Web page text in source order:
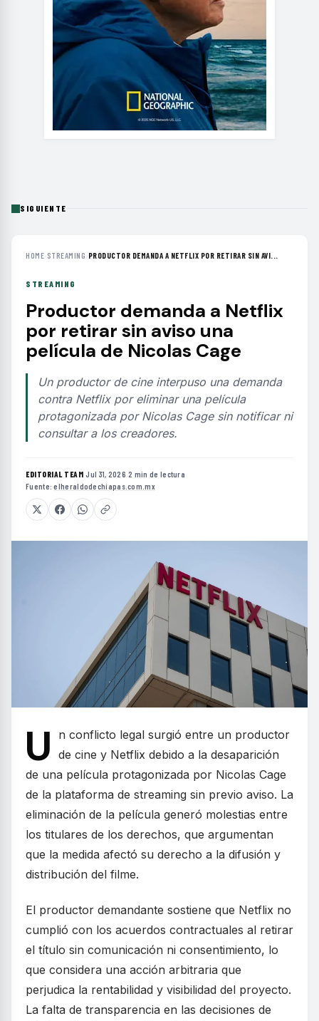
SIGUIENTE
HOME› STREAMING› PRODUCTOR DEMANDA A NETFLIX POR RETIRAR SIN AVI...
STREAMING
Productor demanda a Netflix
por retirar sin aviso una
película de Nicolas Cage
Un productor de cine interpuso una demanda
contra Netflix por eliminar una película
protagonizada por Nicolas Cage sin notificar ni
consultar a los creadores.
EDITORIAL TEAM·Jul 31, 2026·2 min de lectura·
Fuente:elheraldodechiapas.com.mx
U
n conflicto legal surgió entre un productor
de cine y Netflix debido a la desaparición
de una película protagonizada por Nicolas Cage
de la plataforma de streaming sin previo aviso. La
eliminación de la película generó molestias entre
los titulares de los derechos, que argumentan
que la medida afectó su derecho a la difusión y
distribución del filme.
El productor demandante sostiene que Netflix no
cumplió con los acuerdos contractuales al retirar
el título sin comunicación ni consentimiento, lo
que considera una acción arbitraria que
perjudica la rentabilidad y visibilidad del proyecto.
La falta de transparencia en las decisiones de